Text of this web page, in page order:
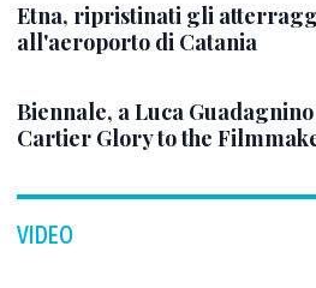
Etna, ripristinati gli
all'aeroporto di Catania
Biennale, a Luca
Cartier Glory to the
VIDEO